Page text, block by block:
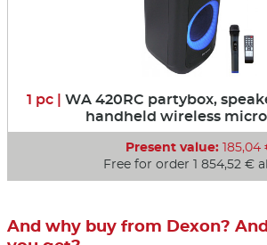
1 pc | WA 420RC partybox,
handheld wireless
Present value:185,04
Free for order 1 854,52 €
And why buy from Dexon?